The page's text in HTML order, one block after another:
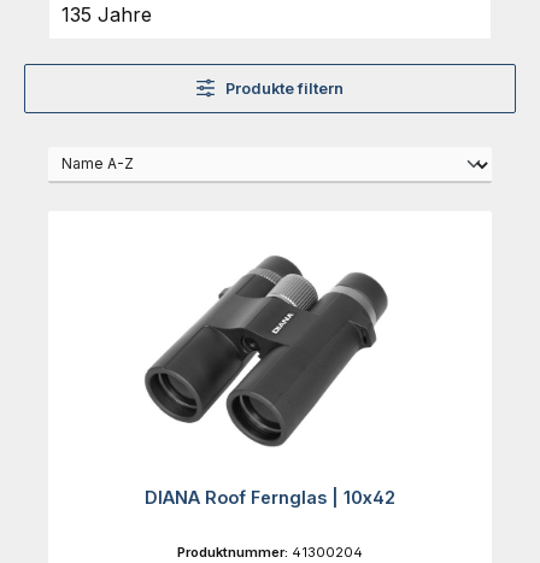
135 Jahre
Produkte filtern
DIANA Roof Fernglas | 10x42
Produktnummer: 41300204